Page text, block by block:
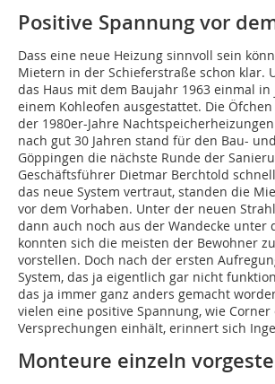
Positive Spannung vor
Dass eine neue Heizung sinnvoll sein
Mietern in der Schieferstraße schon klar.
das Haus mit dem Baujahr 1963 einmal
einem Kohleofen ausgestattet. Die
der 1980er-Jahre
nach gut 30 Jahren stand für den Bau-
Göppingen die nächste Runde der
Geschäftsführer Dietmar Berchtold
das neue System vertraut, standen die
vor dem Vorhaben. Unter der neuen
dann auch noch aus der Wandecke unter
konnten sich die meisten der Bewohner
vorstellen. Doch nach der ersten
System, das ja eigentlich gar nicht
das ja immer ganz anders gemacht
vielen eine positive Spannung, wie
Versprechungen einhält, erinnert sich
Monteure einzeln